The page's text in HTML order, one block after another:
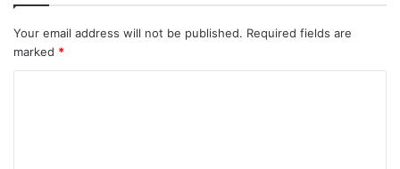
Your email address will not be published. Required fields are
marked *